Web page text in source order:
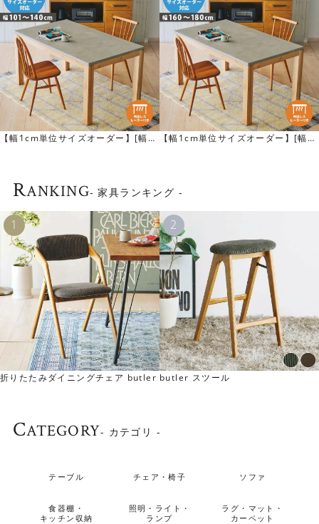
す。脚にはオーク無垢材を使用し、オイル仕上げになって
います。無機質なモルタルカラーと、唯一無二の木目が美
しいオーク無垢材の異素材ミックスは、モダンテイストに
もナチュラルテイストにもしっくり馴染みます。
【幅1cm単位サイズオーダー】[幅1
【幅1cm単位サイズオーダー】[幅1
RANKING- 家具ランキング -
折りたたみダイニングチェア butler butler スツール
CATEGORY- カテゴリ -
テーブル チェア・椅子 ソファ
食器棚・
キッチン収納
照明・ライト・
ランプ
ラグ・マット・
カーペット